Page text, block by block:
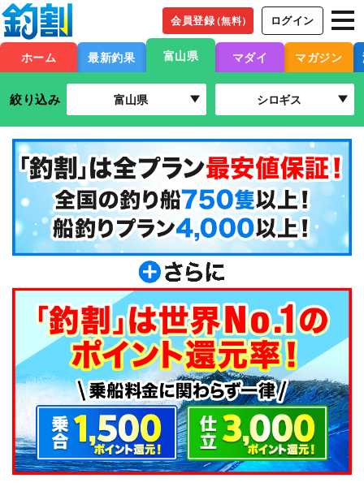
会員登録（無料） ログイン
ホーム 最新釣果 富山県 マダイ マガジン
絞り込み 富山県 シロギス